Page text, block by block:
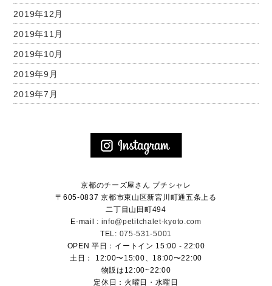
2019年12月
2019年11月
2019年10月
2019年9月
2019年7月
京都のチーズ屋さん プチシャレ
〒605-0837 京都市東山区新宮川町通五条上る
二丁目山田町494
E-mail : info@petitchalet-kyoto.com
TEL: 075-531-5001
OPEN 平日：イートイン 15:00 - 22:00
土日： 12:00〜15:00、18:00〜22:00
物販は12:00~22:00
定休日：火曜日・水曜日